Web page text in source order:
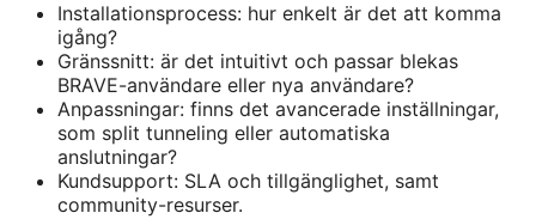
Installationsprocess: hur enkelt är det att komma
igång?
Gränssnitt: är det intuitivt och passar blekas
BRAVE-användare eller nya användare?
Anpassningar: finns det avancerade inställningar,
som split tunneling eller automatiska
anslutningar?
Kundsupport: SLA och tillgänglighet, samt
community-resurser.